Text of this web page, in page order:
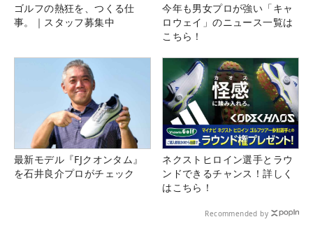
ゴルフの熱狂を、つくる仕
事。｜スタッフ募集中
今年も男女プロが強い「キャ
ロウェイ」のニュース一覧は
こちら！
最新モデル『FJクオンタム』
を石井良介プロがチェック
ネクストヒロイン選手とラウ
ンドできるチャンス！詳しく
はこちら！
Recommended by